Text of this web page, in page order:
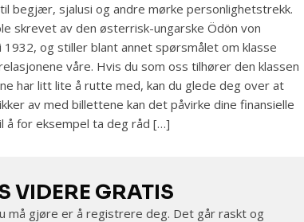
begjær, sjalusi og andre mørke personlighetstrekk.
skrevet av den østerrisk-ungarske Ödön von
1932, og stiller blant annet spørsmålet om klasse
våre. Hvis du som oss tilhører den klassen
har litt lite å rutte med, kan du glede deg over at
av med billettene kan det påvirke dine finansielle
å for eksempel ta deg råd […]
VIDERE GRATIS
må gjøre er å registrere deg. Det går raskt og